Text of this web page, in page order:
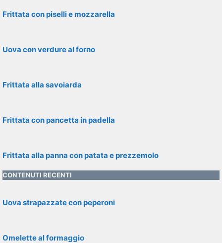
Frittata con piselli e mozzarella
Uova con verdure al forno
Frittata alla savoiarda
Frittata con pancetta in padella
Frittata alla panna con patata e prezzemolo
CONTENUTI RECENTI
Uova strapazzate con peperoni
Omelette al formaggio